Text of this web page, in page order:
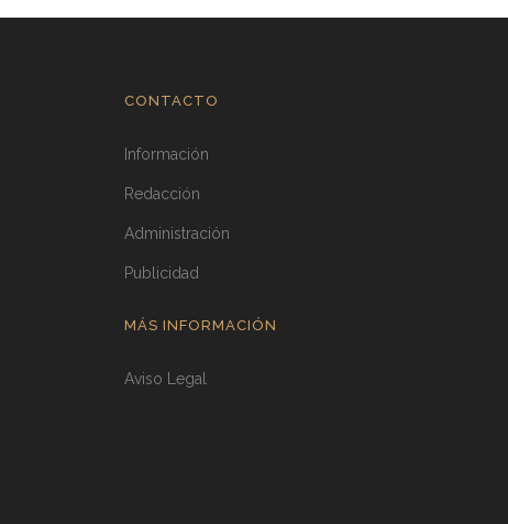
CONTACTO
Información
Redacción
Administración
Publicidad
MÁS INFORMACIÓN
Aviso Legal